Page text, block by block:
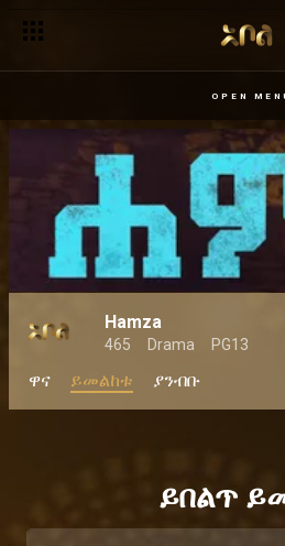
OPEN
Hamza
465 Drama PG13
ዋና ይመልከቱ ያንብቡ
ይበልጥ